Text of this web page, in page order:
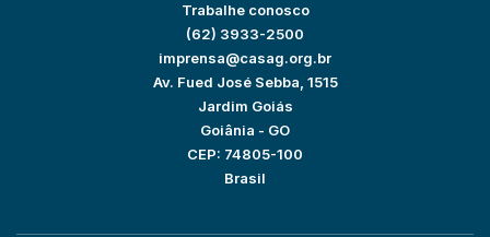
Trabalhe conosco
(62) 3933-2500
imprensa@casag.org.br
Av. Fued José Sebba, 1515
Jardim Goiás
Goiânia - GO
CEP: 74805-100
Brasil